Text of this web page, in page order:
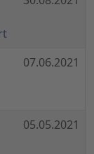
07.06.2021
05.05.2021